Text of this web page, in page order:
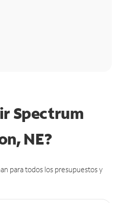
Spectrum
NE?
para todos los presupuestos y